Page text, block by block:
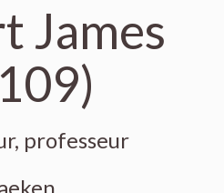
James
professeur